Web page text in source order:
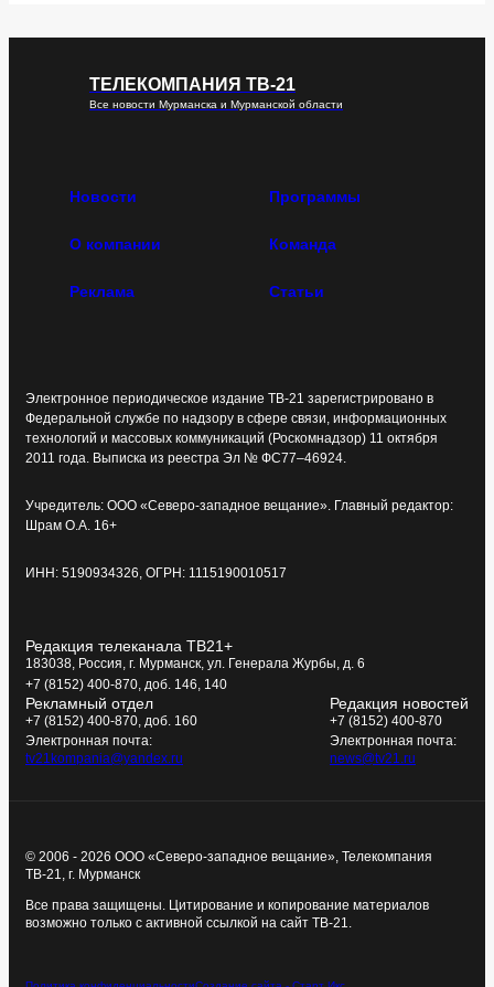
ТЕЛЕКОМПАНИЯ ТВ-21
Все новости Мурманска и Мурманской области
Новости Программы
О компании Команда
Реклама Статьи
Электронное периодическое издание ТВ-21 зарегистрировано в
Федеральной службе по надзору в сфере связи, информационных
технологий и массовых коммуникаций (Роскомнадзор) 11 октября
2011 года. Выписка из реестра Эл № ФС77–46924.
Учредитель: ООО «Северо-западное вещание». Главный редактор:
Шрам О.А. 16+
ИНН: 5190934326, ОГРН: 1115190010517
Редакция телеканала ТВ21+
183038, Россия, г. Мурманск, ул. Генерала Журбы, д. 6
+7 (8152) 400-870, доб. 146, 140
Рекламный отдел
+7 (8152) 400-870, доб. 160
Электронная почта:
tv21kompania@yandex.ru
Редакция новостей
+7 (8152) 400-870
Электронная почта:
news@tv21.ru
© 2006 - 2026 ООО «Северо-западное вещание», Телекомпания
ТВ-21, г. Мурманск
Все права защищены. Цитирование и копирование материалов
возможно только с активной ссылкой на сайт ТВ-21.